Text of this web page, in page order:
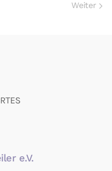
Weiter
e.V.